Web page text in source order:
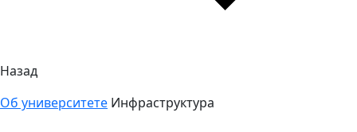
Назад
Об университете Инфраструктура